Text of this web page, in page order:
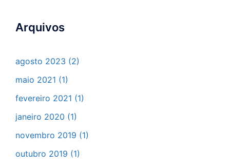
Arquivos
agosto 2023 (2)
maio 2021 (1)
fevereiro 2021 (1)
janeiro 2020 (1)
novembro 2019 (1)
outubro 2019 (1)